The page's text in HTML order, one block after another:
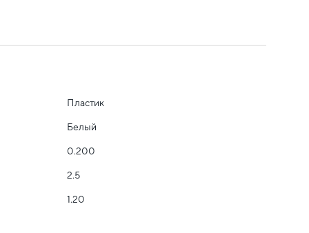
Пластик
Белый
0.200
2.5
1.20